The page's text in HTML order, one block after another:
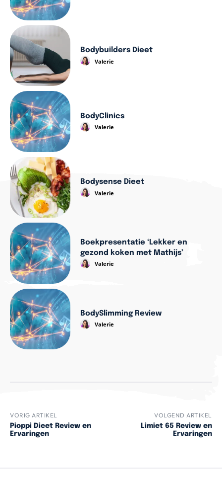
Bodybuilders Dieet
Valerie
BodyClinics
Valerie
Bodysense Dieet
Valerie
Boekpresentatie ‘Lekker en
gezond koken met Mathijs’
Valerie
BodySlimming Review
Valerie
VORIG ARTIKEL
Pioppi Dieet Review en
Ervaringen
VOLGEND ARTIKEL
Limiet 65 Review en
Ervaringen